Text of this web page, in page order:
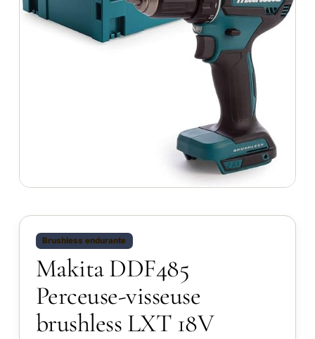
Brushless endurante
Makita DDF485
Perceuse-visseuse
brushless LXT 18V